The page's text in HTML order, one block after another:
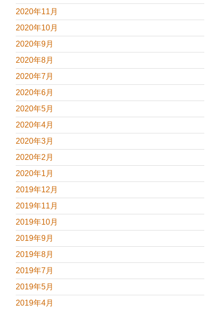
2020年11月
2020年10月
2020年9月
2020年8月
2020年7月
2020年6月
2020年5月
2020年4月
2020年3月
2020年2月
2020年1月
2019年12月
2019年11月
2019年10月
2019年9月
2019年8月
2019年7月
2019年5月
2019年4月